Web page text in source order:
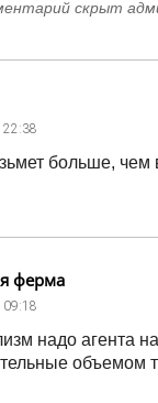
скрыт
22:38
больше, чем
ферма
09:18
надо агента
объемом